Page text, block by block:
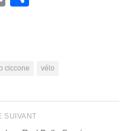
ciccone vélo
SUIVANT